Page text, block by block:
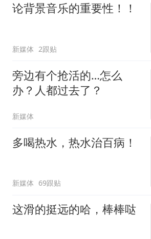
论背景音乐的重要性！！
新媒体 2跟贴
旁边有个抢活的…怎么
办？人都过去了？
新媒体
多喝热水，热水治百病！
新媒体 69跟贴
这滑的挺远的哈，棒棒哒